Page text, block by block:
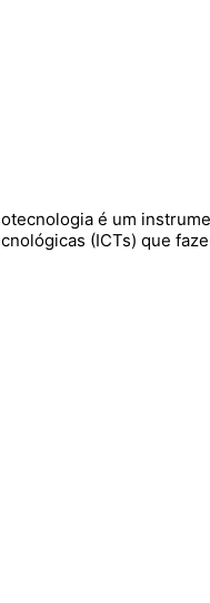
é um
(ICTs) que